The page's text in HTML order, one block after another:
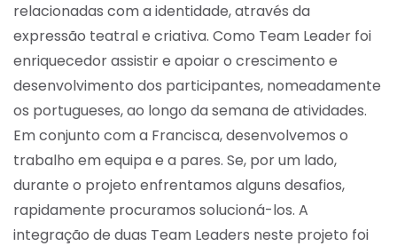
relacionadas com a identidade, através da
expressão teatral e criativa. Como Team Leader foi
enriquecedor assistir e apoiar o crescimento e
desenvolvimento dos participantes, nomeadamente
os portugueses, ao longo da semana de atividades.
Em conjunto com a Francisca, desenvolvemos o
trabalho em equipa e a pares. Se, por um lado,
durante o projeto enfrentamos alguns desafios,
rapidamente procuramos solucioná-los. A
integração de duas Team Leaders neste projeto foi